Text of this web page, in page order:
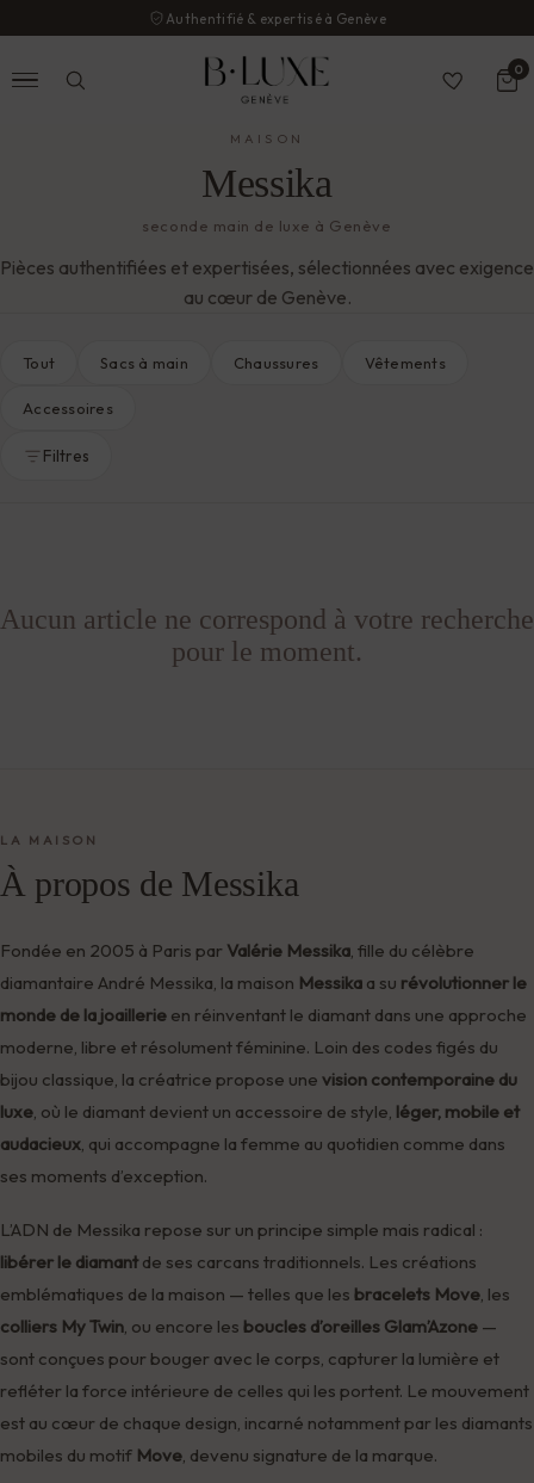
Authentifié & expertisé à Genève
0
MAISON
Messika
seconde main de luxe à Genève
Pièces authentifiées et expertisées, sélectionnées avec exigence
au cœur de Genève.
Tout Sacs à main Chaussures Vêtements
Accessoires
Filtres
Aucun article ne correspond à votre recherche
pour le moment.
LA MAISON
À propos de Messika
Fondée en 2005 à Paris par Valérie Messika, fille du célèbre
diamantaire André Messika, la maison Messika a su révolutionner le
monde de la joaillerie en réinventant le diamant dans une approche
moderne, libre et résolument féminine. Loin des codes figés du
bijou classique, la créatrice propose une vision contemporaine du
luxe, où le diamant devient un accessoire de style, léger, mobile et
audacieux, qui accompagne la femme au quotidien comme dans
ses moments d’exception.
L’ADN de Messika repose sur un principe simple mais radical :
libérer le diamantde ses carcans traditionnels. Les créations
emblématiques de la maison — telles que les bracelets Move, les
colliers My Twin, ou encore les boucles d’oreilles Glam’Azone —
sont conçues pour bouger avec le corps, capturer la lumière et
refléter la force intérieure de celles qui les portent. Le mouvement
est au cœur de chaque design, incarné notamment par les diamants
mobiles du motif Move, devenu signature de la marque.